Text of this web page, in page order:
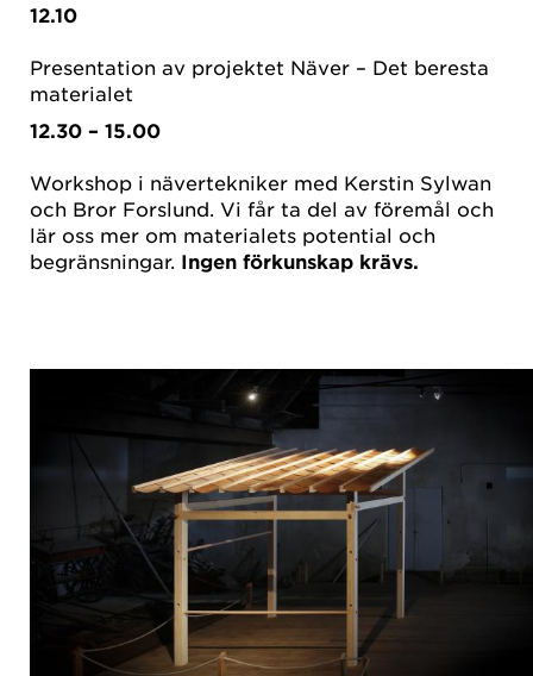
12.10
Presentation av projektet Näver – Det beresta
materialet
12.30 – 15.00
Workshop i nävertekniker med Kerstin Sylwan
och Bror Forslund. Vi får ta del av föremål och
lär oss mer om materialets potential och
begränsningar. Ingen förkunskap krävs.